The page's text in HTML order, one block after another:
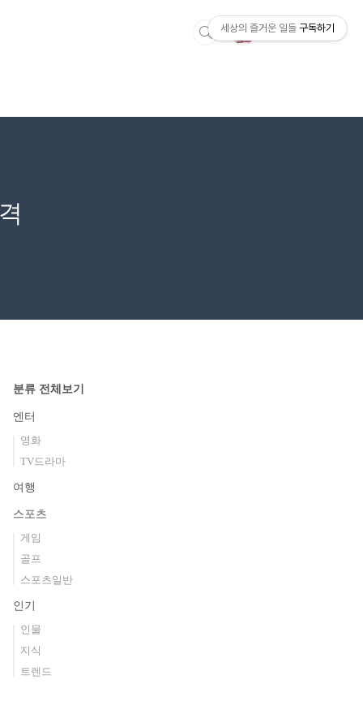
분류 전체보기
엔터
영화
TV드라마
여행
스포츠
게임
골프
스포츠일반
인기
인물
지식
트렌드
세상의 즐거운 일들 구독하기